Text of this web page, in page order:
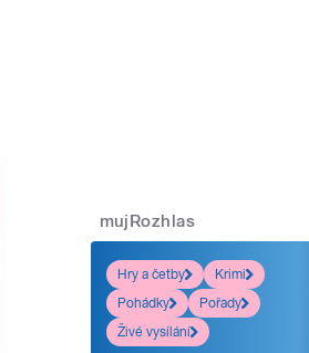
mujRozhlas
Hry a četby
Krimi
Pohádky
Pořady
Živé vysílání